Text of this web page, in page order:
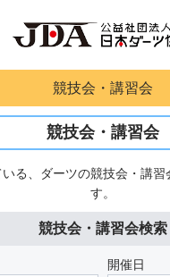
競技会・講習会
競技会・講習会
る、ダーツの競技会・講習
す。
競技会・講習会検索
開催日